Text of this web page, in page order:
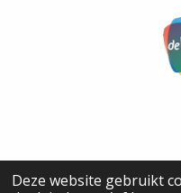
Deze website gebruikt
© KeyToFreeYourMind.nl